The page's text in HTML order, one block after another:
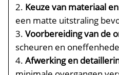
Keuze van materiaal
een matte uitstraling
Voorbereiding van de
scheuren en
Afwerking en